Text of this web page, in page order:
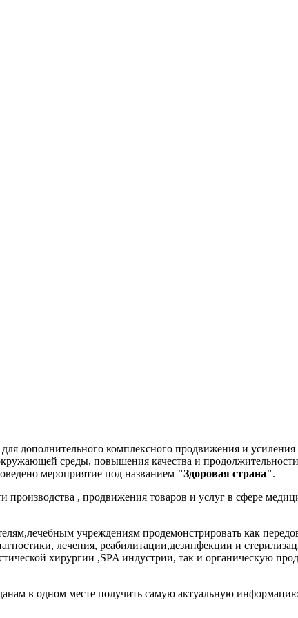
дополнительного комплексного продвижения и
среды, повышения качества и
мероприятие под названием "Здоровая страна".
производства , продвижения товаров и услуг в сфере
учреждениям продемонстрировать как
лечения, реабилитации,дезинфекции и
хирургии ,SPA индустрии, так и органическую
в одном месте получить самую актуальную